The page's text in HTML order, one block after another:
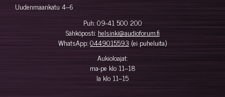
Uudenmaankatu 4–6
Puh:09-41 500 200
Sähköposti: helsinki@audioforum.fi
WhatsApp:0449015593 (ei puheluita)
Aukioloajat:
ma-pe klo 11–18
la klo 11–15